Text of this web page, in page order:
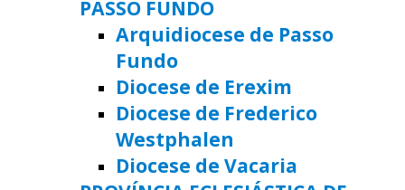
PASSO FUNDO
Arquidiocese de Passo
Fundo
Diocese de Erexim
Diocese de Frederico
Westphalen
Diocese de Vacaria